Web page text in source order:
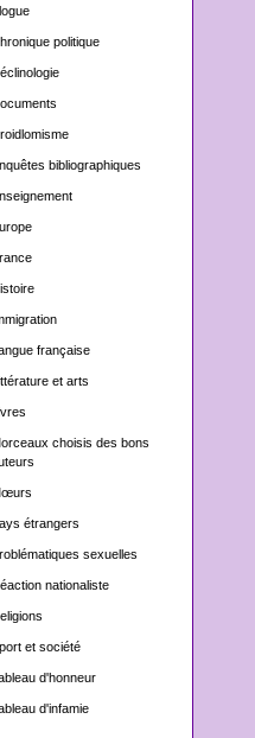
politique
bibliographiques
française
et arts
choisis des bons
étrangers
sexuelles
nationaliste
et société
d'honneur
d'infamie